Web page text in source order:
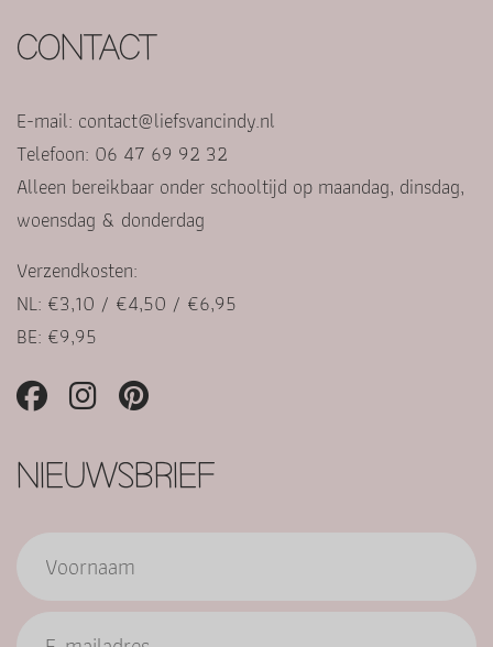
CONTACT
E-mail: contact@liefsvancindy.nl
Telefoon: 06 47 69 92 32
Alleen bereikbaar onder schooltijd op maandag, dinsdag,
woensdag & donderdag
Verzendkosten:
NL: €3,10 / €4,50 / €6,95
BE: €9,95
NIEUWSBRIEF